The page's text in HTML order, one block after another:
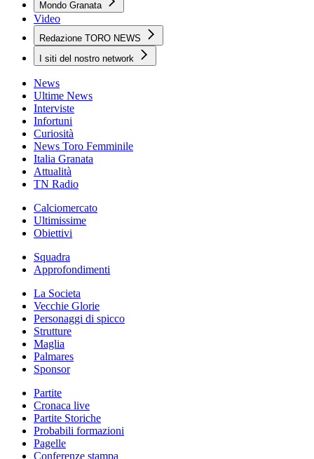
Mondo Granata
Video
Redazione TORO NEWS
I siti del nostro network
News
Ultime News
Interviste
Infortuni
Curiosità
News Toro Femminile
Italia Granata
Attualità
TN Radio
Calciomercato
Ultimissime
Obiettivi
Squadra
Approfondimenti
La Societa
Vecchie Glorie
Personaggi di spicco
Strutture
Maglia
Palmares
Sponsor
Partite
Cronaca live
Partite Storiche
Probabili formazioni
Pagelle
Conferenze stampa